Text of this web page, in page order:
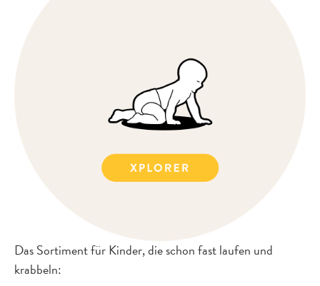
Das Sortiment für Kinder, die schon fast laufen und
krabbeln: